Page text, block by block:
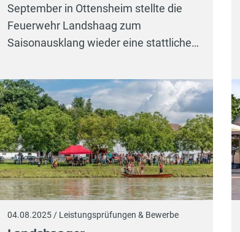
September in Ottensheim stellte die
Feuerwehr Landshaag zum
Saisonausklang wieder eine stattliche…
04.08.2025 / Leistungsprüfungen & Bewerbe